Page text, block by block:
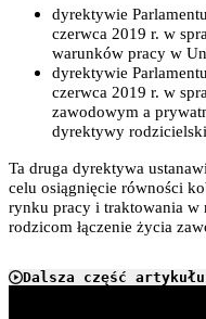
dyrektywie
czerwca 2019 r. w
warunków pracy w
dyrektywie
czerwca 2019 r. w
zawodowym a
dyrektywy
Ta druga dyrektywa
celu osiągnięcie równości
rynku pracy i traktowania w
rodzicom łączenie życia
Dalsza część